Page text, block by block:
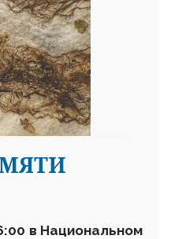
в Национальном